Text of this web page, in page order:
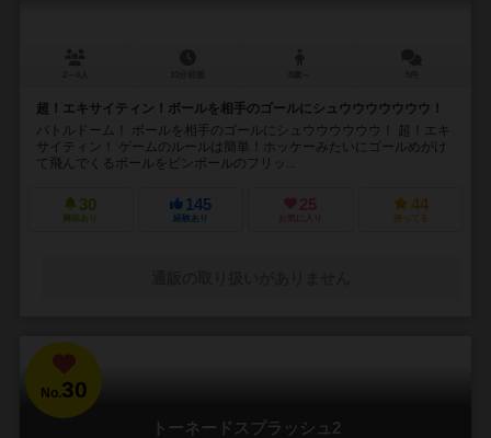
超！エキサイティン！ボールを相手のゴールにシュウウウウウウウ！
バトルドーム！ ボールを相手のゴールにシュウウウウウウ！ 超！エキ
サイティン！ ゲームのルールは簡単！ホッケーみたいにゴールめがけ
て飛んでくるボールをピンボールのフリッ...
30
興味あり
145
経験あり
25
お気に入り
44
持ってる
No.30
トーネードスプラッシュ2